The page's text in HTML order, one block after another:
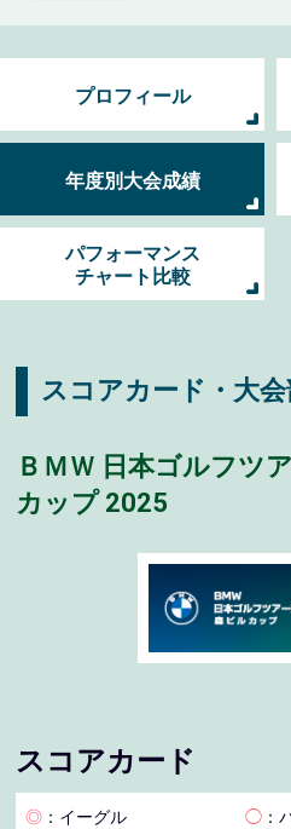
プロフィール
年度別大会成績
パフォーマンス
チャート比較
スコアカード・大
ＢＭＷ 日本ゴルフツ
カップ 2025
スコアカード
◎ ：イーグル ◯ ：